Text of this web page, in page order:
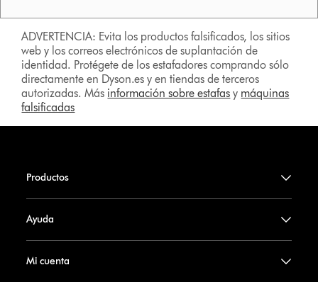
ADVERTENCIA: Evita los productos falsificados, los sitios
web y los correos electrónicos de suplantación de
identidad. Protégete de los estafadores comprando sólo
directamente en Dyson.es y en tiendas de terceros
autorizadas. Más información sobre estafas y máquinas
falsificadas
Productos
Ayuda
Mi cuenta